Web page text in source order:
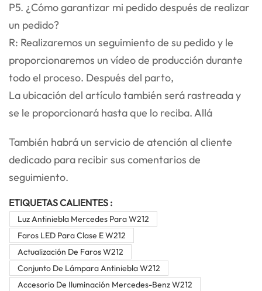
P5. ¿Cómo garantizar mi pedido después de realizar
un pedido?
R: Realizaremos un seguimiento de su pedido y le
proporcionaremos un vídeo de producción durante
todo el proceso. Después del parto,
La ubicación del artículo también será rastreada y
se le proporcionará hasta que lo reciba. Allá
También habrá un servicio de atención al cliente
dedicado para recibir sus comentarios de
seguimiento.
ETIQUETAS CALIENTES :
Luz Antiniebla Mercedes Para W212
Faros LED Para Clase E W212
Actualización De Faros W212
Conjunto De Lámpara Antiniebla W212
Accesorio De Iluminación Mercedes-Benz W212